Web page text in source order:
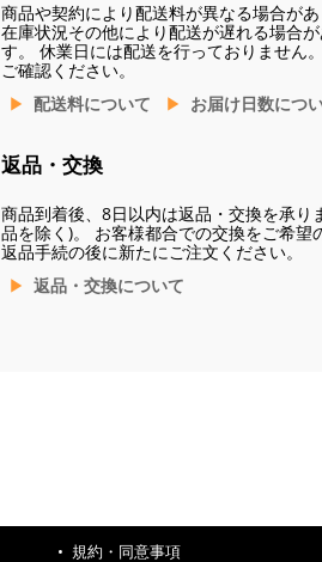
商品や契約により配送料が異なる場合があ
在庫状況その他により配送が遅れる場合が
す。 休業日には配送を行っておりません。
ご確認ください。
配送料について
お届け日数につ
返品・交換
商品到着後、8日以内は返品・交換を承り
品を除く)。 お客様都合での交換をご希望
返品手続の後に新たにご注文ください。
返品・交換について
規約・同意事項